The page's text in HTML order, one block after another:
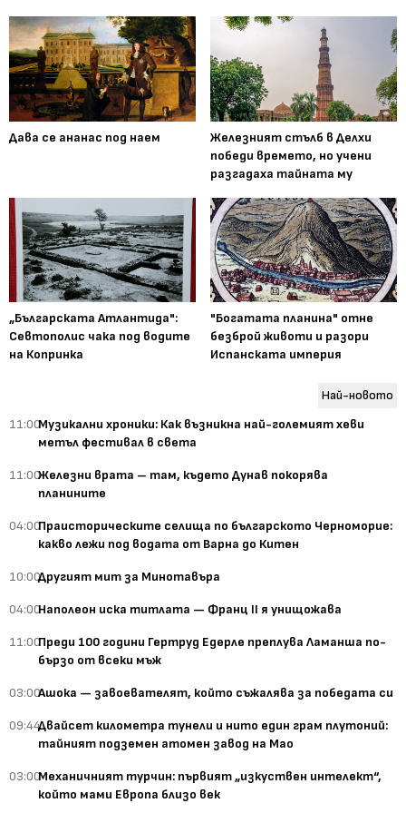
Дава се ананас под наем
Железният стълб в Делхи
победи времето, но учени
разгадаха тайната му
„Българската Атлантида":
Севтополис чака под водите
на Копринка
"Богатата планина" отне
безброй животи и разори
Испанската империя
Най-новото
11:00Музикални хроники: Как възникна най-големият хеви
метъл фестивал в света
11:00Железни врата – там, където Дунав покорява
планините
04:00Праисторическите селища по българското Черноморие:
какво лежи под водата от Варна до Китен
10:00Другият мит за Минотавъра
04:00Наполеон иска титлата — Франц II я унищожава
11:00Преди 100 години Гертруд Едерле преплува Ламанша по-
бързо от всеки мъж
03:00Ашока — завоевателят, който съжалява за победата си
09:44Двайсет километра тунели и нито един грам плутоний:
тайният подземен атомен завод на Мао
03:00Механичният турчин: първият „изкуствен интелект“,
който мами Европа близо век